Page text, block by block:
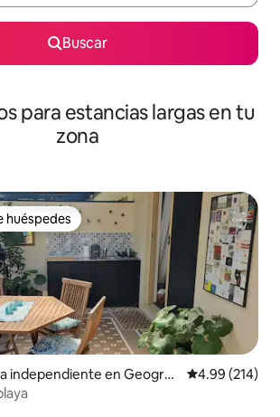
Buscar
para estancias largas en tu
zona
Favorito entre huéspedes
huéspedes
independiente en Geograp
Calificación
4.99 (214)